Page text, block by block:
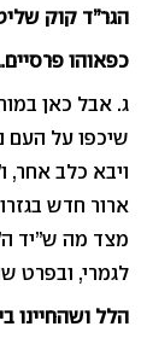
הגר”ד קוק
כפאוהו
ג. אבל כאן
ויבא כלב אחר,
ארור חדש
מצד מה ש”יד
לגמרי, ובפרט
הלל ושהחיינו